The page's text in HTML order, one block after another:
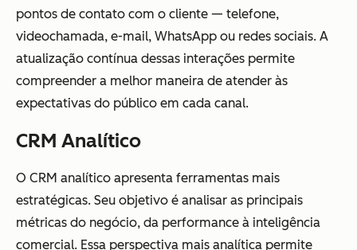
pontos de contato com o cliente — telefone,
videochamada, e-mail, WhatsApp ou redes sociais. A
atualização contínua dessas interações permite
compreender a melhor maneira de atender às
expectativas do público em cada canal.
CRM Analítico
O CRM analítico apresenta ferramentas mais
estratégicas. Seu objetivo é analisar as principais
métricas do negócio, da performance à inteligência
comercial. Essa perspectiva mais analítica permite